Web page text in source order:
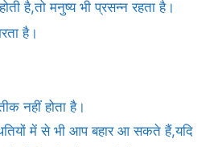
है,तो मनुष्य भी प्रसन्न रहता है।
है।
नहीं होता है।
में से भी आप बहार आ सकते हैं,यदि